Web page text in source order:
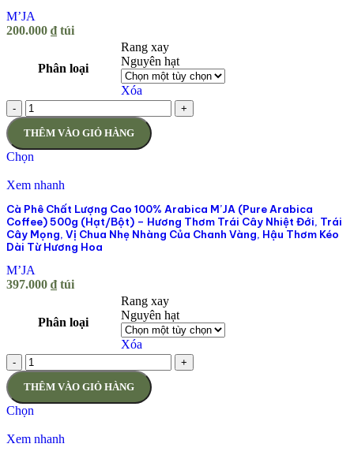
M’JA
200.000 ₫ túi
Phân loại
Rang xay
Nguyên hạt
Xóa
- +
THÊM VÀO GIỎ HÀNG
Chọn
Xem nhanh
Cà Phê Chất Lượng Cao 100% Arabica M’JA (Pure Arabica
Coffee) 500g (Hạt/Bột) – Hương Thơm Trái Cây Nhiệt Đới, Trái
Cây Mọng, Vị Chua Nhẹ Nhàng Của Chanh Vàng, Hậu Thơm Kéo
Dài Từ Hương Hoa
M’JA
397.000 ₫ túi
Phân loại
Rang xay
Nguyên hạt
Xóa
- +
THÊM VÀO GIỎ HÀNG
Chọn
Xem nhanh